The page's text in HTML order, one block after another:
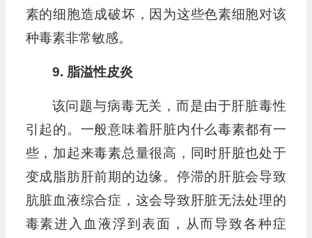
素的细胞造成破坏，因为这些色素细胞对该
种毒素非常敏感。
9. 脂溢性皮炎
该问题与病毒无关，而是由于肝脏毒性
引起的。一般意味着肝脏内什么毒素都有一
些，加起来毒素总量很高，同时肝脏也处于
变成脂肪肝前期的边缘。停滞的肝脏会导致
肮脏血液综合症，这会导致肝脏无法处理的
毒素进入血液浮到表面，从而导致各种症